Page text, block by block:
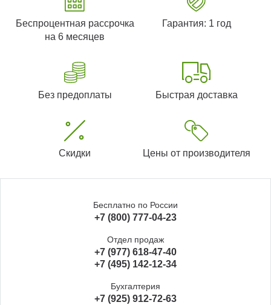
Беспроцентная рассрочка
на 6 месяцев
Гарантия: 1 год
Без предоплаты Быстрая доставка
Скидки Цены от производителя
Бесплатно по России
+7 (800) 777-04-23
Отдел продаж
+7 (977) 618-47-40
+7 (495) 142-12-34
Бухгалтерия
+7 (925) 912-72-63